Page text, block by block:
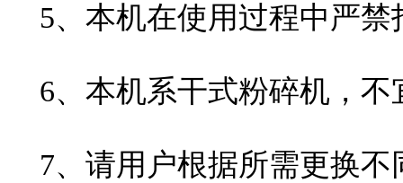
5、本机在使用过程中严禁
6、本机系干式粉碎机，不
7、请用户根据所需更换不